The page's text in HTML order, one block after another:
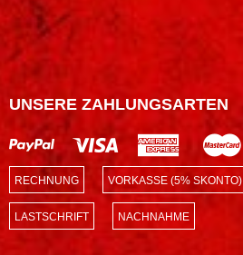
UNSERE ZAHLUNGSARTEN
RECHNUNG VORKASSE (5% SKONTO)
LASTSCHRIFT NACHNAHME